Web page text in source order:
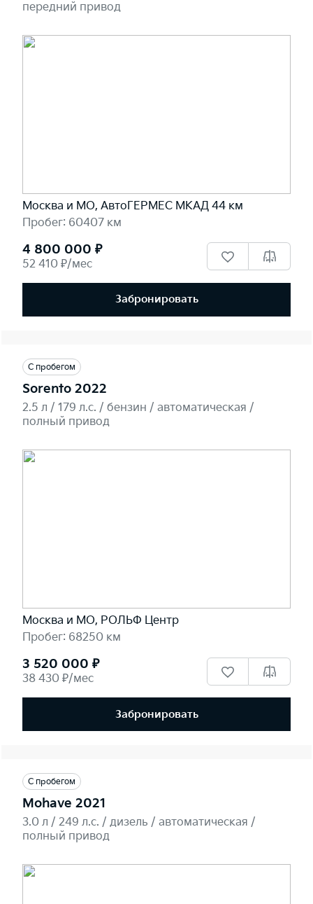
передний привод
Москва и МО, АвтоГЕРМЕС МКАД 44 км
Пробег: 60407 км
4 800 000 ₽
52 410 ₽/мес
Забронировать
С пробегом
Sorento 2022
2.5 л / 179 л.c. / бензин / автоматическая /
полный привод
Москва и МО, РОЛЬФ Центр
Пробег: 68250 км
3 520 000 ₽
38 430 ₽/мес
Забронировать
С пробегом
Mohave 2021
3.0 л / 249 л.c. / дизель / автоматическая /
полный привод